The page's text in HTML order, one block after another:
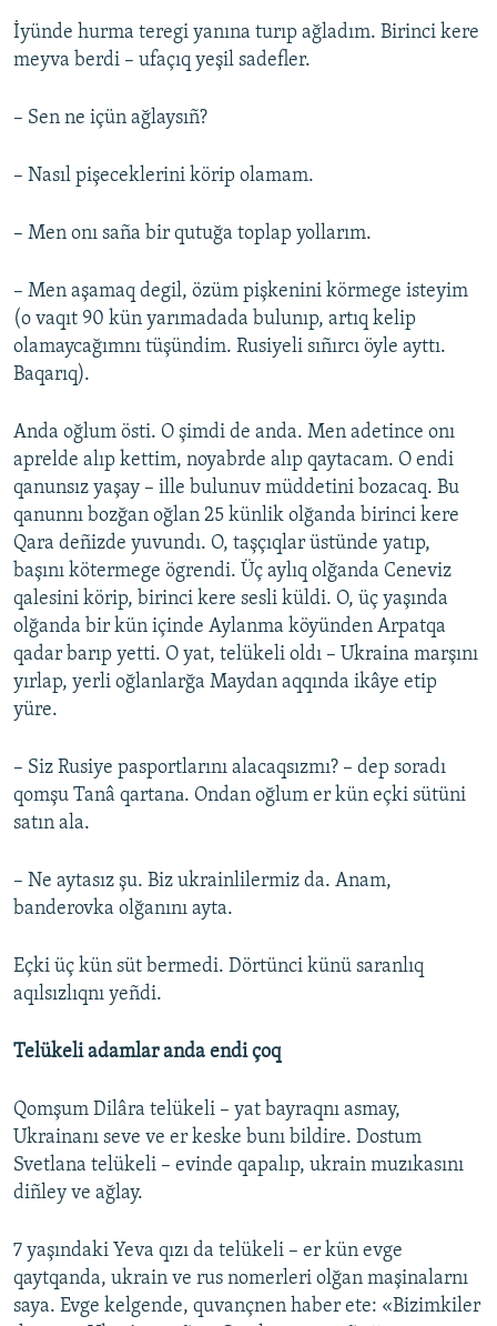
İyünde hurma teregi yanına turıp ağladım. Birinci kere
meyva berdi – ufaçıq yeşil sadefler.
– Sen ne içün ağlaysıñ?
– Nasıl pişeceklerini körip olamam.
– Men onı saña bir qutuğa toplap yollarım.
– Men aşamaq degil, özüm pişkenini körmege isteyim
(o vaqıt 90 kün yarımadada bulunıp, artıq kelip
olamaycağımnı tüşündim. Rusiyeli sıñırcı öyle ayttı.
Baqarıq).
Anda oğlum östi. O şimdi de anda. Men adetince onı
aprelde alıp kettim, noyabrde alıp qaytacam. O endi
qanunsız yaşay – ille bulunuv müddetini bozacaq. Bu
qanunnı bozğan oğlan 25 künlik olğanda birinci kere
Qara deñizde yuvundı. O, taşçıqlar üstünde yatıp,
başını kötermege ögrendi. Üç aylıq olğanda Ceneviz
qalesini körip, birinci kere sesli küldi. O, üç yaşında
olğanda bir kün içinde Aylanma köyünden Arpatqa
qadar barıp yetti. O yat, telükeli oldı – Ukraina marşını
yırlap, yerli oğlanlarğa Maydan aqqında ikâye etip
yüre.
– Siz Rusiye pasportlarını alacaqsızmı? – dep soradı
qomşu Tanâ qartanа. Ondan oğlum er kün eçki sütüni
satın ala.
– Ne aytasız şu. Biz ukrainlilermiz da. Anam,
banderovka olğanını ayta.
Eçki üç kün süt bermedi. Dörtünci künü saranlıq
aqılsızlıqnı yeñdi.
Telükeli adamlar anda endi çoq
Qomşum Dilâra telükeli – yat bayraqnı asmay,
Ukrainanı seve ve er keske bunı bildire. Dostum
Svetlana telükeli – evinde qapalıp, ukrain muzıkasını
diñley ve ağlay.
7 yaşındaki Yeva qızı da telükeli – er kün evge
qaytqanda, ukrain ve rus nomerleri olğan maşinalarnı
saya. Evge kelgende, quvançnen haber ete: «Bizimkiler